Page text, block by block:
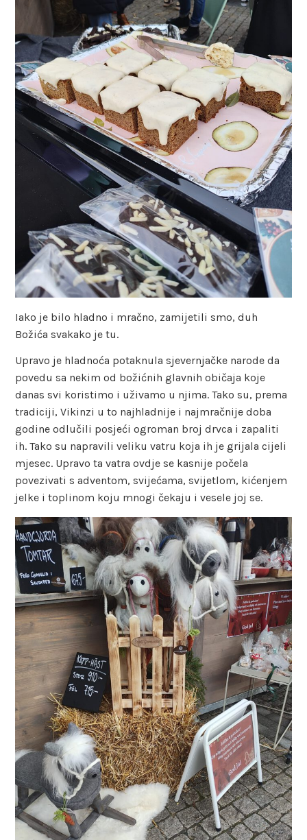
Iako je bilo hladno i mračno, zamijetili smo, duh
Božića svakako je tu.
Upravo je hladnoća potaknula sjevernjačke narode da
povedu sa nekim od božićnih glavnih običaja koje
danas svi koristimo i uživamo u njima. Tako su, prema
tradiciji, Vikinzi u to najhladnije i najmračnije doba
godine odlučili posjeći ogroman broj drvca i zapaliti
ih. Tako su napravili veliku vatru koja ih je grijala cijeli
mjesec. Upravo ta vatra ovdje se kasnije počela
povezivati s adventom, svijećama, svijetlom, kićenjem
jelke i toplinom koju mnogi čekaju i vesele joj se.